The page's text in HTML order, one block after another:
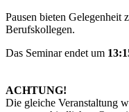
Pausen bieten Gelegenheit
Berufskollegen.
Das Seminar endet um
ACHTUNG!
Die gleiche Veranstaltung